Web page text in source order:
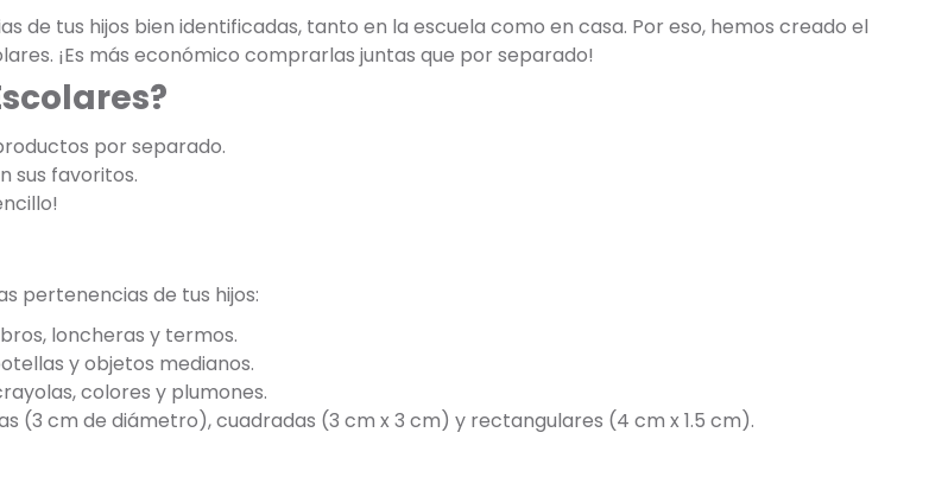
de tus hijos bien identificadas, tanto en la escuela como en casa. Por eso, hemos creado el
¡Es más económico comprarlas juntas que por separado!
por separado.
sus favoritos.
pertenencias de tus hijos:
loncheras y termos.
y objetos medianos.
colores y plumones.
(3 cm de diámetro), cuadradas (3 cm x 3 cm) y rectangulares (4 cm x 1.5 cm).